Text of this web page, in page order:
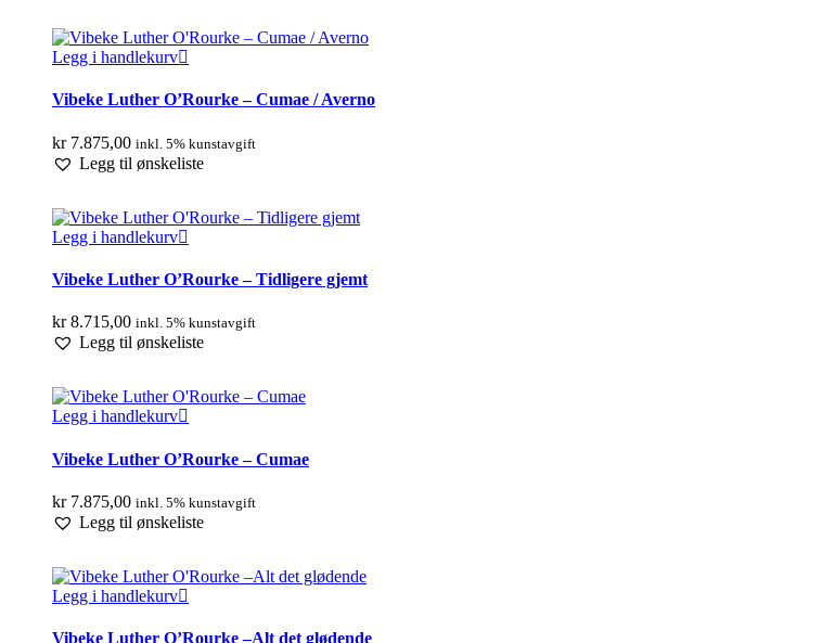
Legg i handlekurv
Vibeke Luther O’Rourke – Cumae / Averno
kr7.875,00 inkl. 5% kunstavgift
Legg til ønskeliste
Legg i handlekurv
Vibeke Luther O’Rourke – Tidligere gjemt
kr8.715,00 inkl. 5% kunstavgift
Legg til ønskeliste
Legg i handlekurv
Vibeke Luther O’Rourke – Cumae
kr7.875,00 inkl. 5% kunstavgift
Legg til ønskeliste
Legg i handlekurv
Vibeke Luther O’Rourke –Alt det glødende